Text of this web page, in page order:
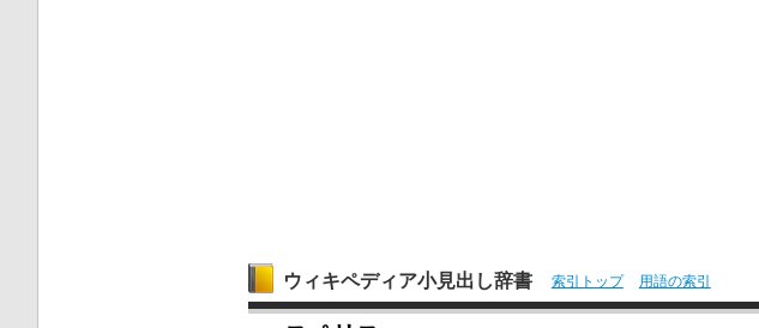
ウィキペディア小見出し辞書 索引トップ 用語の索引